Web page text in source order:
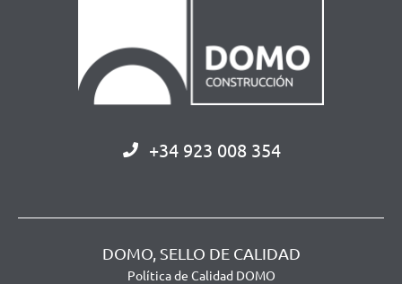
+34 923 008 354
DOMO, SELLO DE CALIDAD
Política de Calidad DOMO